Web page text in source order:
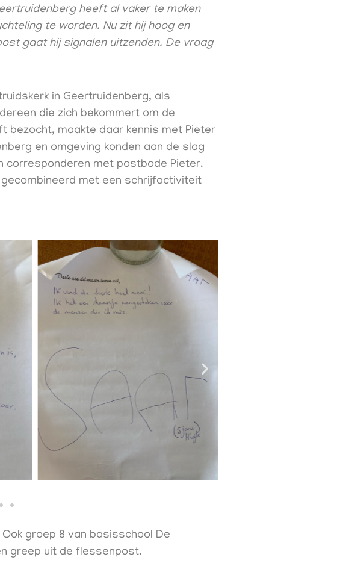
heeft al vaker te maken
te worden. Nu zit hij hoog en
gaat hij signalen uitzenden. De vraag
in Geertruidenberg, als
die zich bekommert om de
bezocht, maakte daar kennis met Pieter
en omgeving konden aan de slag
corresponderen met postbode Pieter.
met een schrijfactiviteit
groep 8 van basisschool De
greep uit de flessenpost.